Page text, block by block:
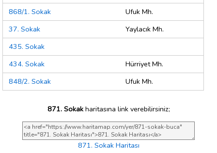
868/1. Sokak
Ufuk Mh.
37. Sokak
Yaylacık Mh.
435. Sokak
434. Sokak
Hürriyet Mh.
848/2. Sokak
Ufuk Mh.
871. Sokakharitasına link verebilirsiniz;
871. Sokak Haritası